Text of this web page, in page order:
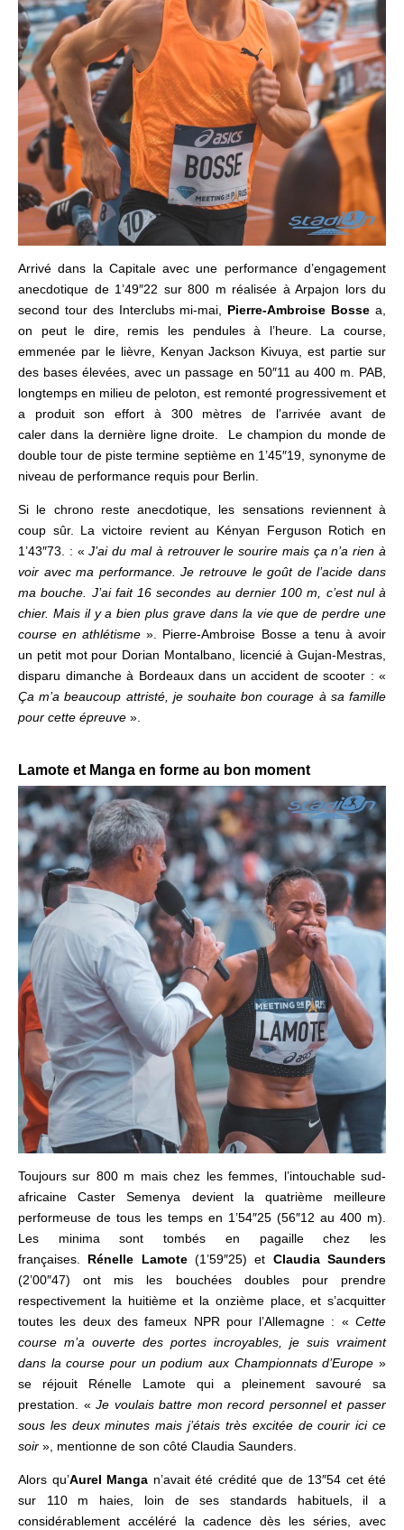
Arrivé dans la Capitale avec une performance d’engagement
anecdotique de 1’49″22 sur 800 m réalisée à Arpajon lors du
second tour des Interclubs mi-mai, Pierre-Ambroise Bosse a,
on peut le dire, remis les pendules à l’heure. La course,
emmenée par le lièvre, Kenyan Jackson Kivuya, est partie sur
des bases élevées, avec un passage en 50″11 au 400 m. PAB,
longtemps en milieu de peloton, est remonté progressivement et
a produit son effort à 300 mètres de l’arrivée avant de
caler dans la dernière ligne droite. Le champion du monde de
double tour de piste termine septième en 1’45″19, synonyme de
niveau de performance requis pour Berlin.
Si le chrono reste anecdotique, les sensations reviennent à
coup sûr. La victoire revient au Kényan Ferguson Rotich en
1’43″73. : «J’ai du mal à retrouver le sourire mais ça n’a rien à
voir avec ma performance. Je retrouve le goût de l’acide dans
ma bouche. J’ai fait 16 secondes au dernier 100 m, c’est nul à
chier. Mais il y a bien plus grave dans la vie que de perdre une
course en athlétisme ». Pierre-Ambroise Bosse a tenu à avoir
un petit mot pour Dorian Montalbano, licencié à Gujan-Mestras,
disparu dimanche à Bordeaux dans un accident de scooter : «
Ça m’a beaucoup attristé, je souhaite bon courage à sa famille
pour cette épreuve ».
Lamote et Manga en forme au bon moment
Toujours sur 800 m mais chez les femmes, l’intouchable sud-
africaine Caster Semenya devient la quatrième meilleure
performeuse de tous les temps en 1’54″25 (56″12 au 400 m).
Les minima sont tombés en pagaille chez les
françaises. Rénelle Lamote(1’59″25) et Claudia Saunders
(2’00″47) ont mis les bouchées doubles pour prendre
respectivement la huitième et la onzième place, et s’acquitter
toutes les deux des fameux NPR pour l’Allemagne : « Cette
course m’a ouverte des portes incroyables, je suis vraiment
dans la course pour un podium aux Championnats d’Europe »
se réjouit Rénelle Lamote qui a pleinement savouré sa
prestation. «Je voulais battre mon record personnel et passer
sous les deux minutes mais j’étais très excitée de courir ici ce
soir », mentionne de son côté Claudia Saunders.
Alors qu’Aurel Manga n’avait été crédité que de 13″54 cet été
sur 110 m haies, loin de ses standards habituels, il a
considérablement accéléré la cadence dès les séries, avec